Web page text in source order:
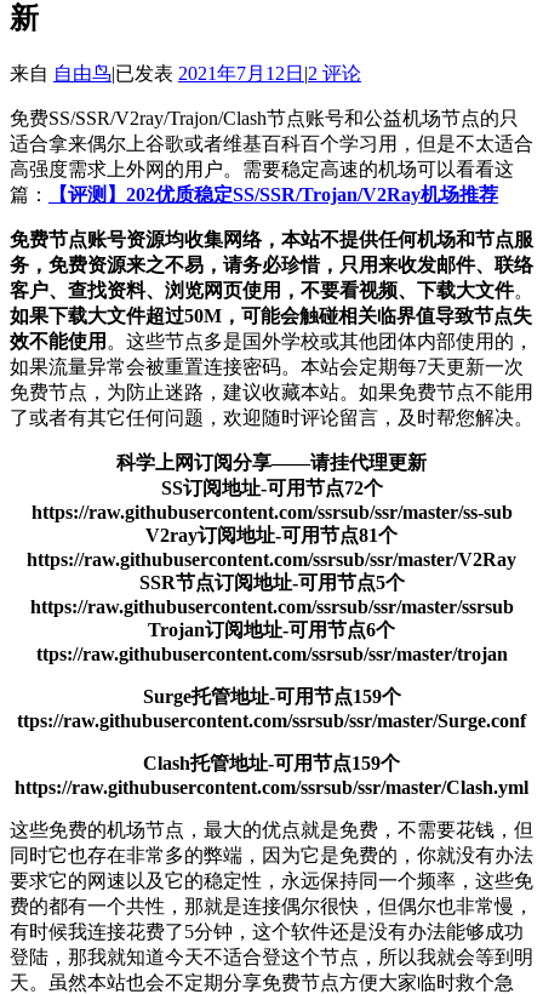
新
来自 自由鸟|已发表 2021年7月12日 |2 评论
免费SS/SSR/V2ray/Trajon/Clash节点账号和公益机场节点的只
适合拿来偶尔上谷歌或者维基百科百个学习用，但是不太适合
高强度需求上外网的用户。需要稳定高速的机场可以看看这
篇：
【评测】202优质稳定SS/SSR/Trojan/V2Ray机场推荐
免费节点账号资源均收集网络，本站不提供任何机场和节点服
务，免费资源来之不易，请务必珍惜，只用来收发邮件、联络
客户、查找资料、浏览网页使用，不要看视频、下载大文件。
如果下载大文件超过50M，可能会触碰相关临界值导致节点失
效不能使用 。这些节点多是国外学校或其他团体内部使用的，
如果流量异常会被重置连接密码。本站会定期每7天更新一次
免费节点，为防止迷路，建议收藏本站。如果免费节点不能用
了或者有其它任何问题，欢迎随时评论留言，及时帮您解决。
科学上网订阅分享——请挂代理更新
SS订阅地址-可用节点72个
https://raw.githubusercontent.com/ssrsub/ssr/master/ss-sub
V2ray订阅地址-可用节点81个
https://raw.githubusercontent.com/ssrsub/ssr/master/V2Ray
SSR节点订阅地址-可用节点5个
https://raw.githubusercontent.com/ssrsub/ssr/master/ssrsub
Trojan订阅地址-可用节点6个
ttps://raw.githubusercontent.com/ssrsub/ssr/master/trojan
Surge托管地址-可用节点159个
ttps://raw.githubusercontent.com/ssrsub/ssr/master/Surge.conf
Clash托管地址-可用节点159个
https://raw.githubusercontent.com/ssrsub/ssr/master/Clash.yml
这些免费的机场节点，最大的优点就是免费，不需要花钱，但
同时它也存在非常多的弊端，因为它是免费的，你就没有办法
要求它的网速以及它的稳定性，永远保持同一个频率，这些免
费的都有一个共性，那就是连接偶尔很快，但偶尔也非常慢，
有时候我连接花费了5分钟，这个软件还是没有办法能够成功
登陆，那我就知道今天不适合登这个节点，所以我就会等到明
天。虽然本站也会不定期分享免费节点方便大家临时救个急